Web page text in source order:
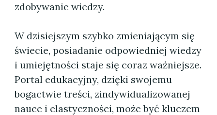
zdobywanie wiedzy.
W dzisiejszym szybko zmieniającym się
świecie, posiadanie odpowiedniej wiedzy
i umiejętności staje się coraz ważniejsze.
Portal edukacyjny, dzięki swojemu
bogactwie treści, zindywidualizowanej
nauce i elastyczności, może być kluczem